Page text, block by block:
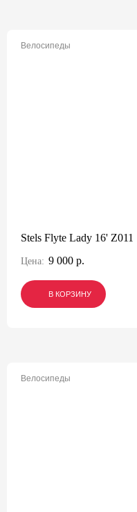
Велосипеды
Stels Flyte Lady 16' Z011
Цена: 9 000 р.
В КОРЗИНУ
В КОРЗИНУ
В КОРЗИНУ
Велосипеды